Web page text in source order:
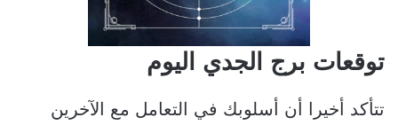
توقعات برج الجدي اليوم
تتأكد أخيرا أن أسلوبك في التعامل مع الآخرين